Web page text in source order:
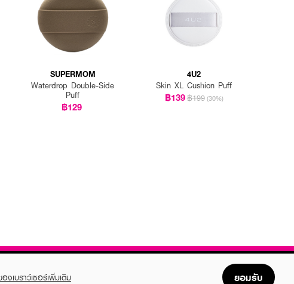
SUPERMOM
Waterdrop Double-Side
Puff
฿129
4U2
Skin XL Cushion Puff
฿139฿199 (30%)
งเบราว์เซอร์เพิ่มเติม ยอมรับ